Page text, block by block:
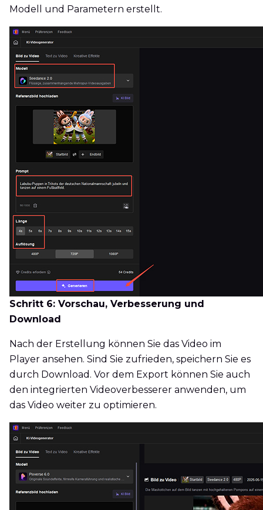
Modell und Parametern erstellt.
Schritt 6: Vorschau, Verbesserung und
Download
Nach der Erstellung können Sie das Video im
Player ansehen. Sind Sie zufrieden, speichern Sie es
durch Download. Vor dem Export können Sie auch
den integrierten Videoverbesserer anwenden, um
das Video weiter zu optimieren.